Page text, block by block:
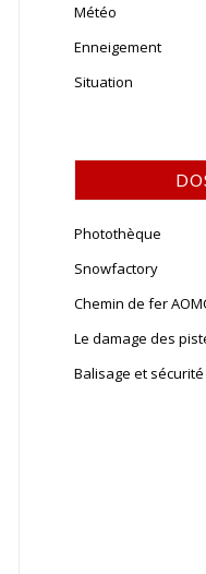
Météo
Enneigement
Situation
Photothèque
Snowfactory
Chemin de fer
Le damage des
Balisage et sécurité